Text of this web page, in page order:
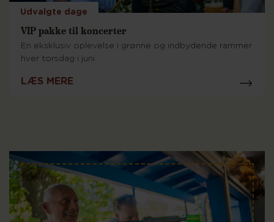
Udvalgte dage
VIP pakke til koncerter
En eksklusiv oplevelse i grønne og indbydende rammer
hver torsdag i juni
LÆS MERE